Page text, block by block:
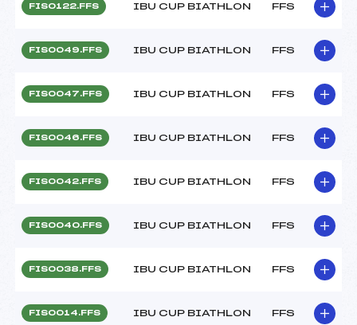
FIS0122.FFS IBU CUP BIATHLON FFS
FIS0049.FFS IBU CUP BIATHLON FFS
FIS0047.FFS IBU CUP BIATHLON FFS
FIS0046.FFS IBU CUP BIATHLON FFS
FIS0042.FFS IBU CUP BIATHLON FFS
FIS0040.FFS IBU CUP BIATHLON FFS
FIS0038.FFS IBU CUP BIATHLON FFS
FIS0014.FFS IBU CUP BIATHLON FFS